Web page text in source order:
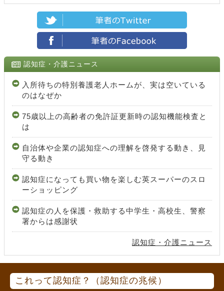
認知症・介護ニュース
入所待ちの特別養護老人ホームが、実は空いている
のはなぜか
75歳以上の高齢者の免許証更新時の認知機能検査と
は
自治体や企業の認知症への理解を啓発する動き、見
守る動き
認知症になっても買い物を楽しむ英スーパーのスロ
ーショッピング
認知症の人を保護・救助する中学生・高校生、警察
署からは感謝状
認知症・介護ニュース
これって認知症？（認知症の兆候）